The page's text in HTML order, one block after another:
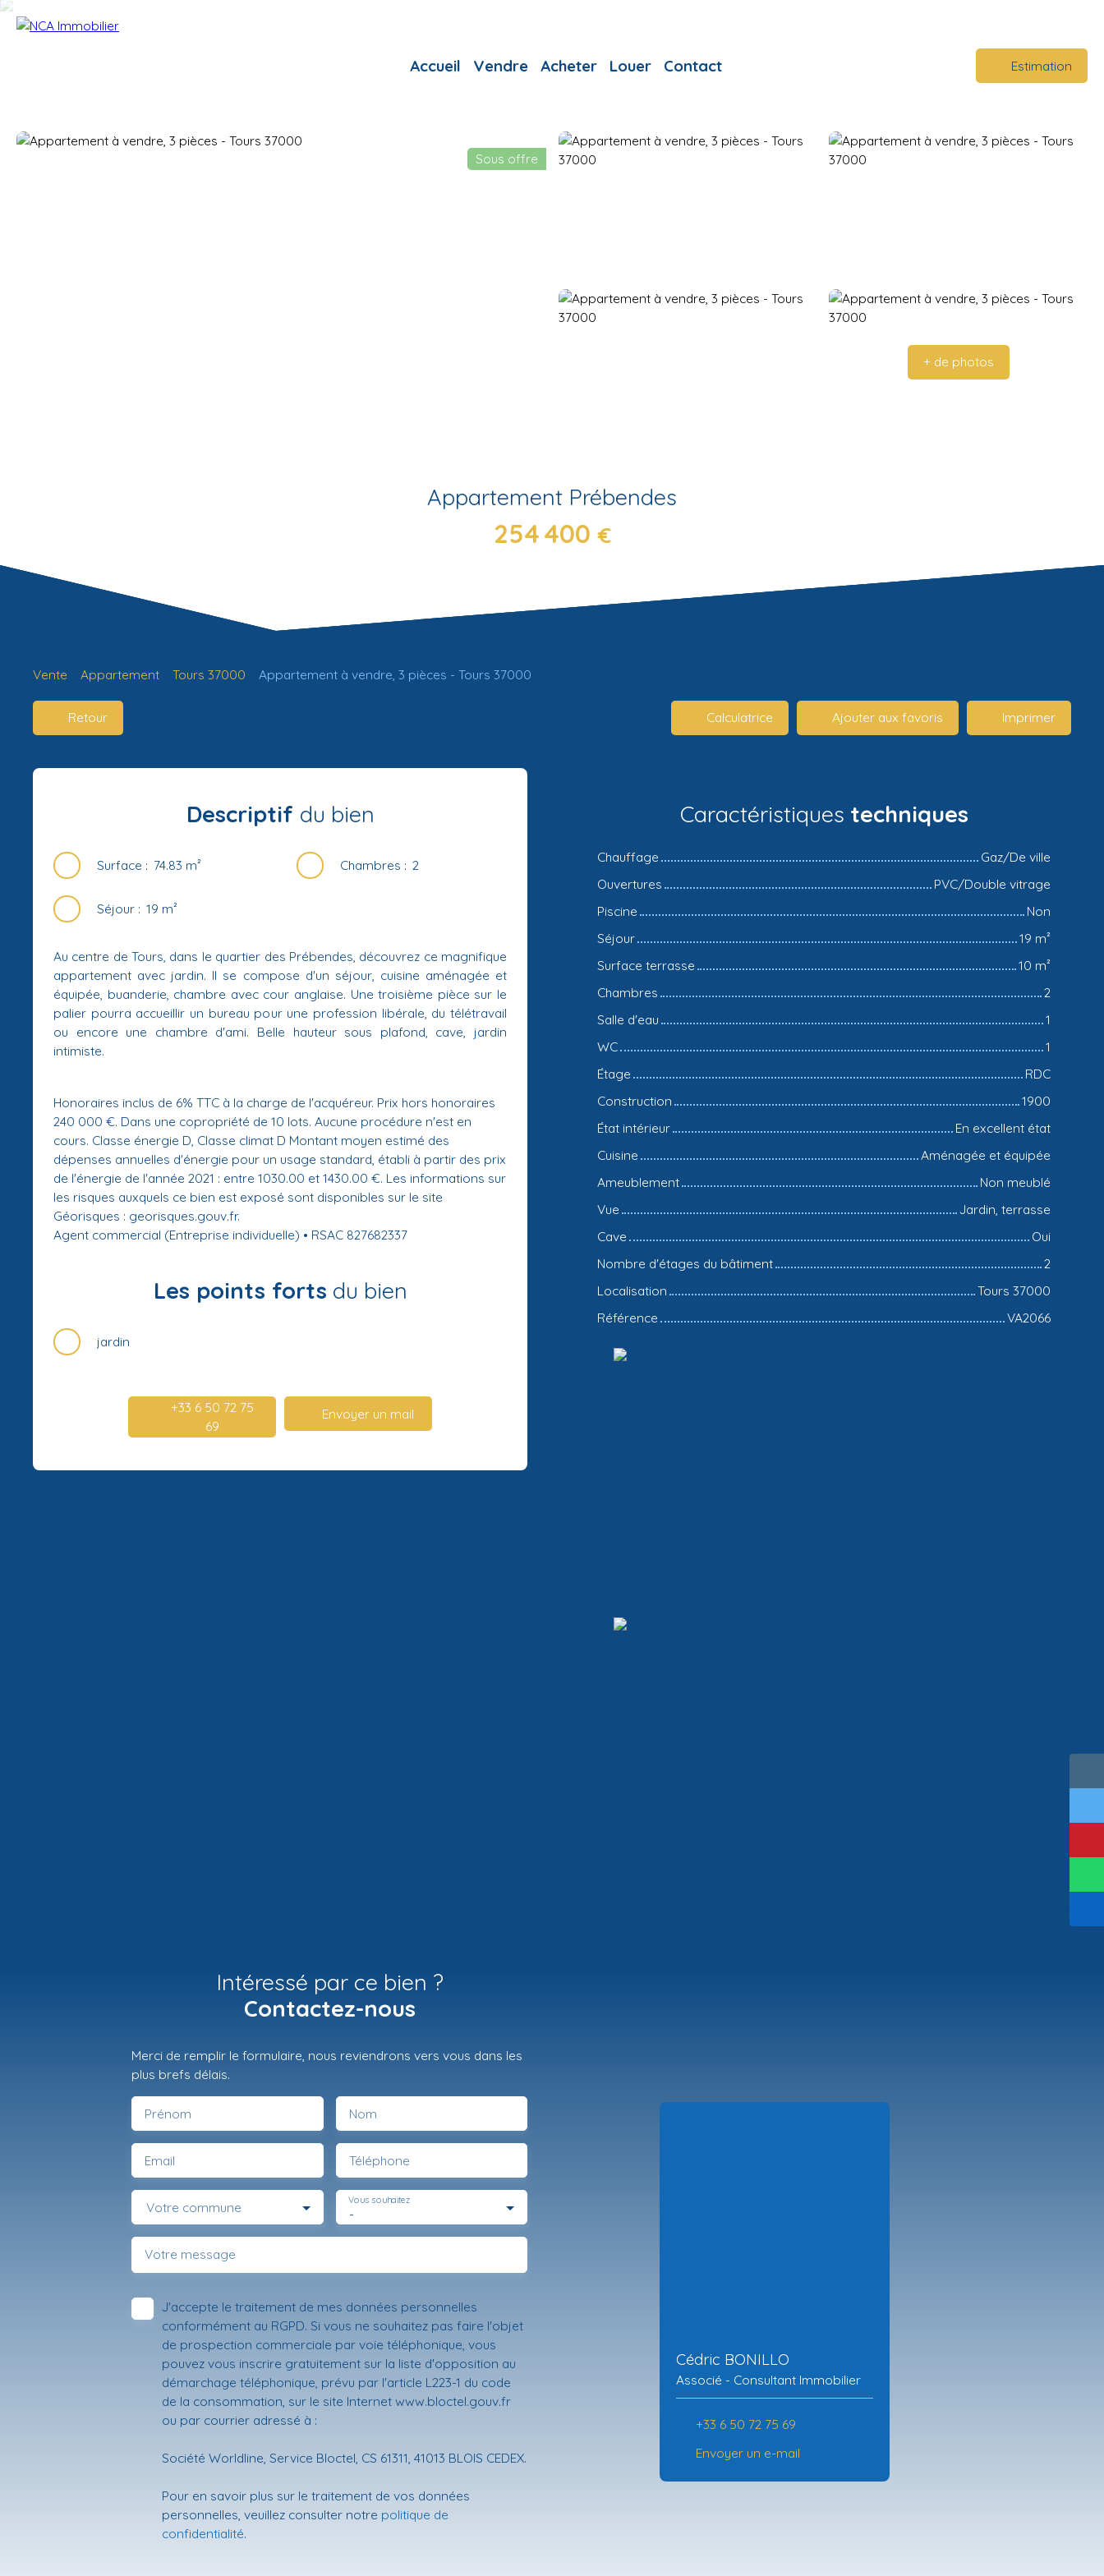
Accueil Vendre Acheter Louer Contact Estimation
Sous offre
+ de photos
Appartement Prébendes
254 400€
Vente Appartement Tours 37000 Appartement à vendre, 3 pièces - Tours 37000
Retour Calculatrice Ajouter aux favoris Imprimer
Descriptif du bien
Surface : 74.83 m² Chambres : 2
Séjour : 19 m²
Au centre de Tours, dans le quartier des Prébendes, découvrez ce magnifique
appartement avec jardin. Il se compose d'un séjour, cuisine aménagée et
équipée, buanderie, chambre avec cour anglaise. Une troisième pièce sur le
palier pourra accueillir un bureau pour une profession libérale, du télétravail
ou encore une chambre d'ami. Belle hauteur sous plafond, cave, jardin
intimiste.
Honoraires inclus de 6% TTC à la charge de l'acquéreur. Prix hors honoraires
240 000 €. Dans une copropriété de 10 lots. Aucune procédure n'est en
cours. Classe énergie D, Classe climat D Montant moyen estimé des
dépenses annuelles d'énergie pour un usage standard, établi à partir des prix
de l'énergie de l'année 2021 : entre 1030.00 et 1430.00 €. Les informations sur
les risques auxquels ce bien est exposé sont disponibles sur le site
Géorisques : georisques.gouv.fr.
Agent commercial (Entreprise individuelle) • RSAC 827682337
Les points forts du bien
jardin
+33 6 50 72 75
69
Envoyer un mail
Caractéristiques techniques
Chauffage
Gaz/De ville
Ouvertures
PVC/Double vitrage
Piscine
Non
Séjour
19 m²
Surface terrasse
10 m²
Chambres
2
Salle d'eau
1
WC
1
Étage
RDC
Construction
1900
État intérieur
En excellent état
Cuisine
Aménagée et équipée
Ameublement
Non meublé
Vue
Jardin, terrasse
Cave
Oui
Nombre d'étages du bâtiment
2
Localisation
Tours 37000
Référence
VA2066
Intéressé par ce bien ?
Contactez-nous
Merci de remplir le formulaire, nous reviendrons vers vous dans les
plus brefs délais.
Prénom Nom
Email Téléphone
Votre commune -
Vous souhaitez
Votre message
J'accepte le traitement de mes données personnelles
conformément au RGPD. Si vous ne souhaitez pas faire l'objet
de prospection commerciale par voie téléphonique, vous
pouvez vous inscrire gratuitement sur la liste d'opposition au
démarchage téléphonique, prévu par l'article L223-1 du code
de la consommation, sur le site Internet www.bloctel.gouv.fr
ou par courrier adressé à :
Société Worldline, Service Bloctel, CS 61311, 41013 BLOIS CEDEX.
Pour en savoir plus sur le traitement de vos données
personnelles, veuillez consulter notre politique de
confidentialité.
Cédric BONILLO
Associé - Consultant Immobilier
+33 6 50 72 75 69
Envoyer un e-mail